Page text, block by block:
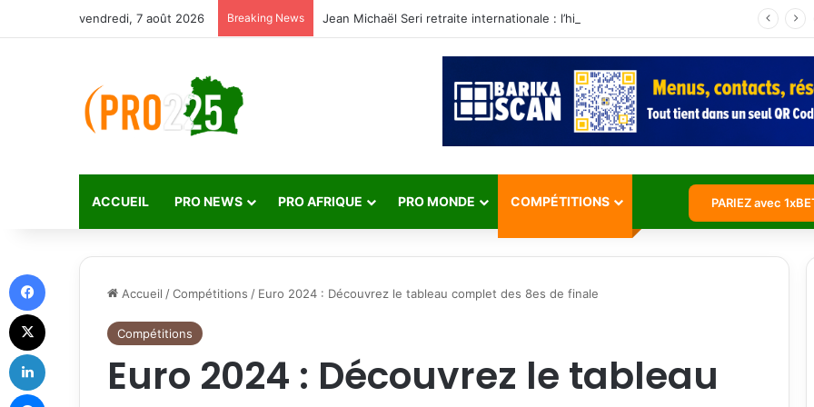
vendredi, 7 août 2026 Breaking News
ACCUEIL PRO NEWS PRO AFRIQUE PRO MONDE COMPÉTITIONS PARIEZ avec
Accueil /Compétitions / Euro 2024 : Découvrez le tableau complet des 8es de finale
Compétitions
Euro 2024 : Découvrez le tableau